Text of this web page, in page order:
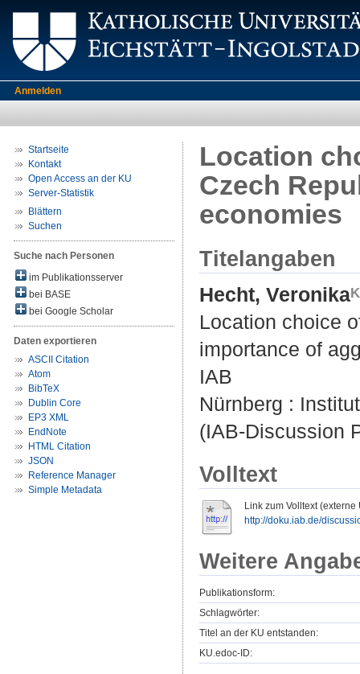
Anmelden
Startseite
Kontakt
Open Access an der KU
Server-Statistik
Blättern
Suchen
Suche nach Personen
im Publikationsserver
bei BASE
bei Google Scholar
Daten exportieren
ASCII Citation
Atom
BibTeX
Dublin Core
EP3 XML
EndNote
HTML Citation
JSON
Reference Manager
Simple Metadata
Location
Czech
economies
Titelangaben
Hecht, Veronika
Location choice
importance of
IAB
Nürnberg :
(IAB-Discussion
Volltext
Link zum Volltext (externe
http://doku.iab.de/
Weitere
Publikationsform:
Schlagwörter:
Titel an der KU entstanden:
KU.edoc-ID: